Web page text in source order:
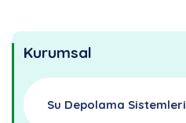
Kurumsal
Su Depolama Sistemleri